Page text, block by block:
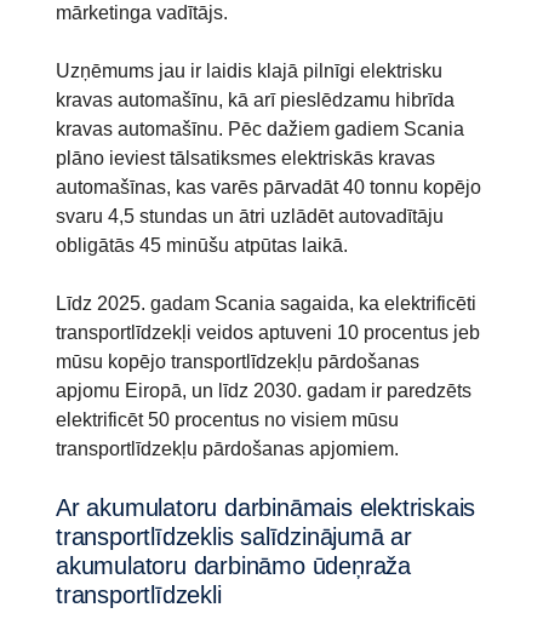
mārketinga vadītājs.
Uzņēmums jau ir laidis klajā pilnīgi elektrisku
kravas automašīnu, kā arī pieslēdzamu hibrīda
kravas automašīnu. Pēc dažiem gadiem Scania
plāno ieviest tālsatiksmes elektriskās kravas
automašīnas, kas varēs pārvadāt 40 tonnu kopējo
svaru 4,5 stundas un ātri uzlādēt autovadītāju
obligātās 45 minūšu atpūtas laikā.
Līdz 2025. gadam Scania sagaida, ka elektrificēti
transportlīdzekļi veidos aptuveni 10 procentus jeb
mūsu kopējo transportlīdzekļu pārdošanas
apjomu Eiropā, un līdz 2030. gadam ir paredzēts
elektrificēt 50 procentus no visiem mūsu
transportlīdzekļu pārdošanas apjomiem.
Ar akumulatoru darbināmais elektriskais
transportlīdzeklis salīdzinājumā ar
akumulatoru darbināmo ūdeņraža
transportlīdzekli